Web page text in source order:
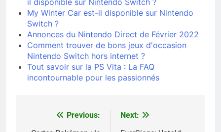
My Winter Car est-il disponible sur Nintendo
Switch ?
Annonces du Nintendo Direct de Février 2022
Comment trouver de bons jeux d'occasion
Nintendo Switch hors internet ?
Tout savoir sur la PS Vita : La FAQ
incontournable pour les passionnés
NavigationPrevious:
Next: